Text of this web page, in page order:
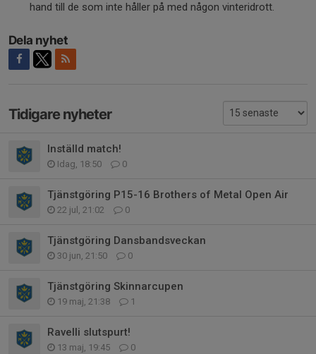
hand till de som inte håller på med någon vinteridrott.
Dela nyhet
Tidigare nyheter
Inställd match!
Idag, 18:50 0
Tjänstgöring P15-16 Brothers of Metal Open Air
22 jul, 21:02 0
Tjänstgöring Dansbandsveckan
30 jun, 21:50 0
Tjänstgöring Skinnarcupen
19 maj, 21:38 1
Ravelli slutspurt!
13 maj, 19:45 0